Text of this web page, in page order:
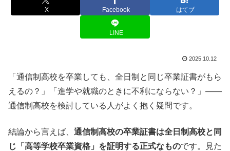
X Facebook はてブ
LINE
2025.10.12
「通信制高校を卒業しても、全日制と同じ卒業証書がもら
えるの？」「進学や就職のときに不利にならない？」――
通信制高校を検討している人がよく抱く疑問です。
結論から言えば、 通信制高校の卒業証書は全日制高校と同
じ「高等学校卒業資格」を証明する正式なものです。見た